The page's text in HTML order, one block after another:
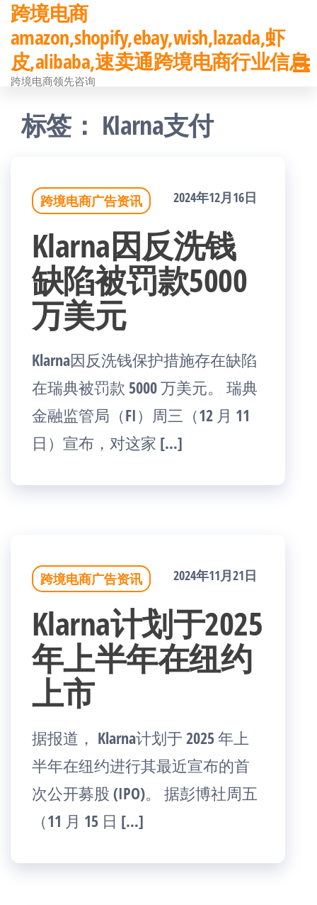
前
往
内
跨境电商
amazon,shopify,ebay,wish,lazada,虾
皮,alibaba,速卖通跨境电商行业信息
跨境电商领先咨询
标签： Klarna支付
跨境电商广告资讯 2024年12月16日
Klarna因反洗钱
缺陷被罚款5000
万美元
Klarna因反洗钱保护措施存在缺陷
在瑞典被罚款 5000 万美元。 瑞典
金融监管局（FI）周三（12 月 11
日）宣布，对这家 […]
跨境电商广告资讯 2024年11月21日
Klarna计划于2025
年上半年在纽约
上市
据报道， Klarna计划于 2025 年上
半年在纽约进行其最近宣布的首
次公开募股 (IPO)。 据彭博社周五
（11 月 15 日 […]